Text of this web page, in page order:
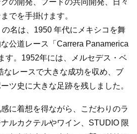
の開発、フードの共同開発、日々
でを手掛けます。
の名は、1950 年代にメキシコを舞
公道レース「Carrera Panamerica
す。1952年には、メルセデス・ベ
なレースで大きな成功を収め、ブ
ツ史に大きな足跡を残しました。
に着想を得ながら、こだわりのラ
ルカクテルやワイン、STUDIO 限